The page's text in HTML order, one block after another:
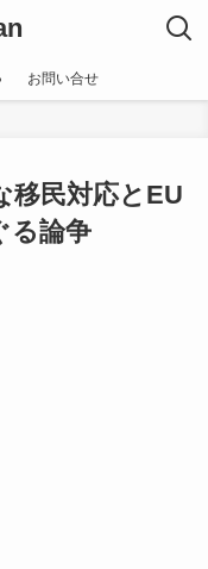
お問い合せ
移民対応とEU
る論争